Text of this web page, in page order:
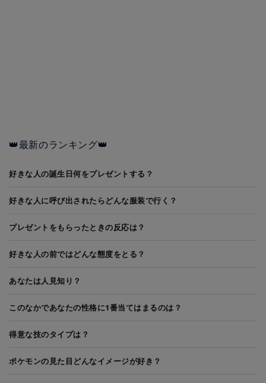
👑最新のランキング👑
好きな人の誕生日何をプレゼントする？
好きな人に呼び出されたらどんな服装で行く？
プレゼントをもらったときの反応は？
好きな人の前ではどんな態度をとる？
あなたは人見知り？
このなかであなたの性格に1番当てはまるのは？
得意な技のタイプは？
ポケモンの見た目どんなイメージが好き？